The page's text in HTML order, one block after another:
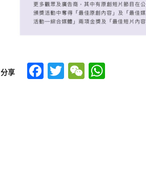
分享 Facebook
TwitterWeChat